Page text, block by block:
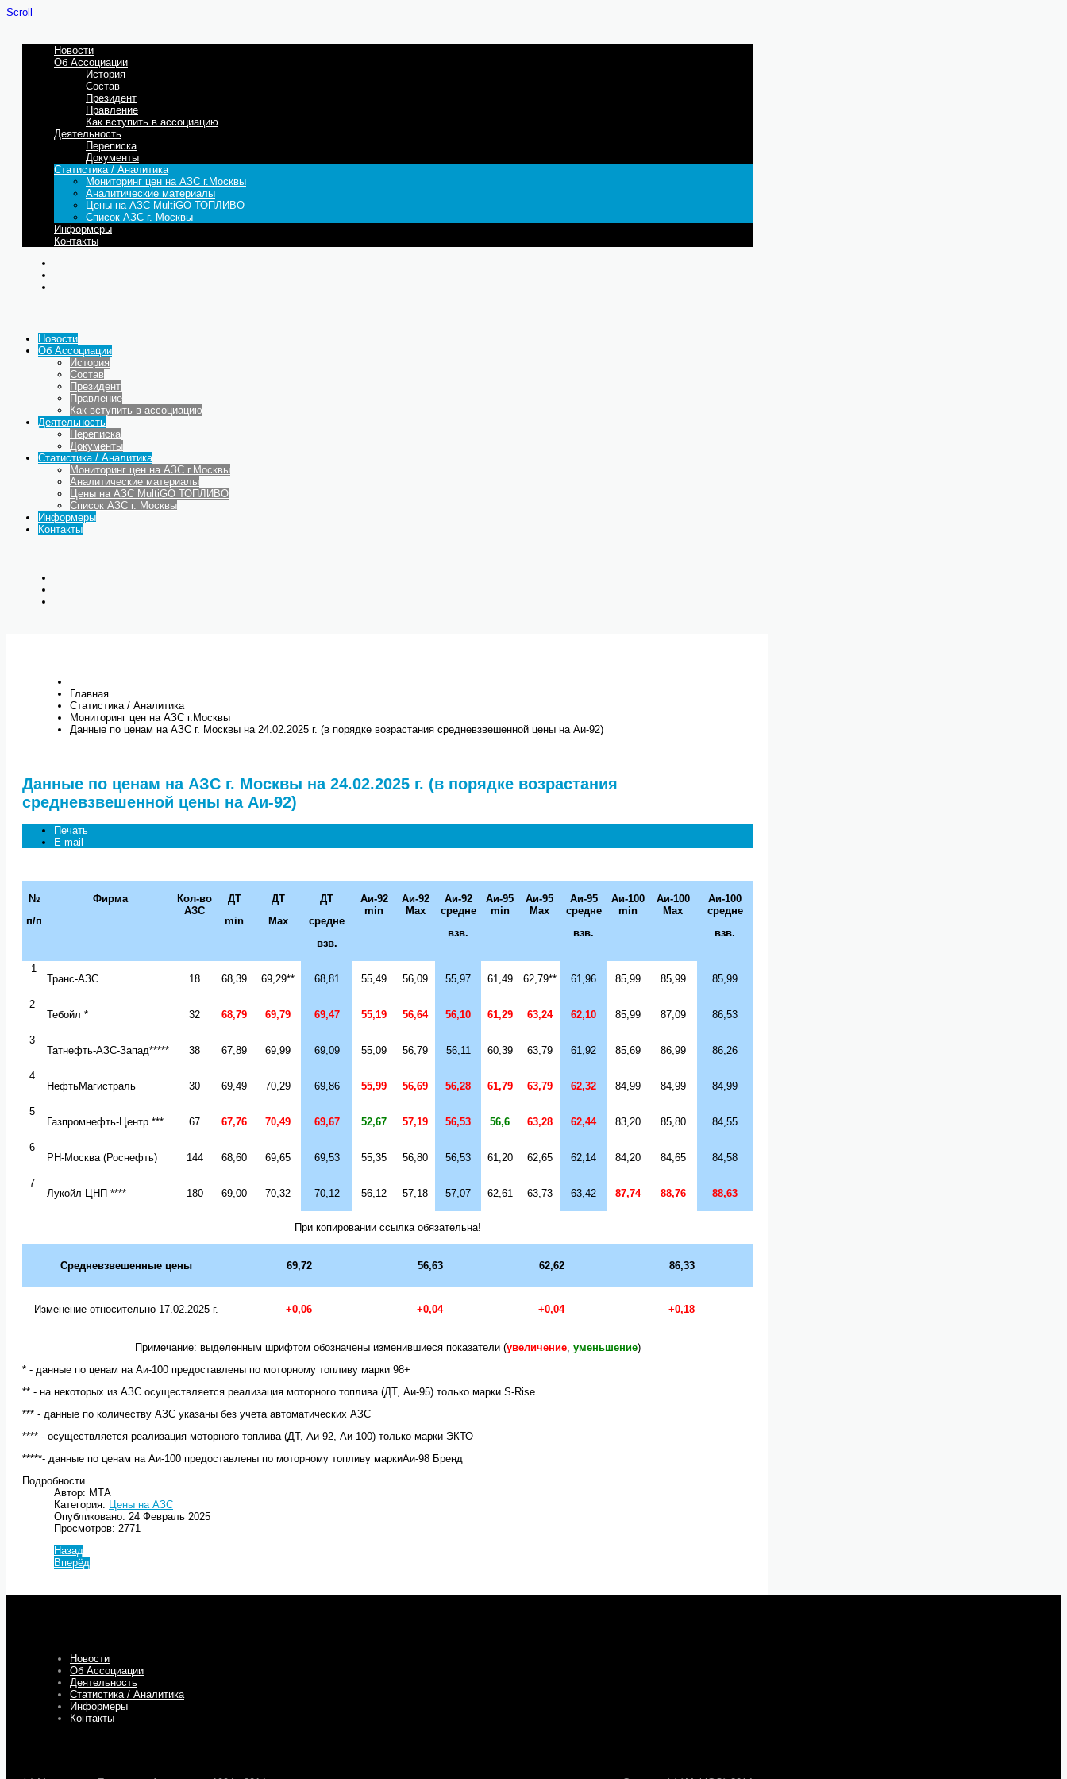
Scroll
Новости
Об Ассоциации
История
Состав
Президент
Правление
Как вступить в ассоциацию
Деятельность
Переписка
Документы
Статистика / Аналитика
Мониторинг цен на АЗС г.Москвы
Аналитические материалы
Цены на АЗС MultiGO ТОПЛИВО
Список АЗС г. Москвы
Информеры
Контакты
Новости
Об Ассоциации
История
Состав
Президент
Правление
Как вступить в ассоциацию
Деятельность
Переписка
Документы
Статистика / Аналитика
Мониторинг цен на АЗС г.Москвы
Аналитические материалы
Цены на АЗС MultiGO ТОПЛИВО
Список АЗС г. Москвы
Информеры
Контакты
Главная
Статистика / Аналитика
Мониторинг цен на АЗС г.Москвы
Данные по ценам на АЗС г. Москвы на 24.02.2025 г. (в порядке возрастания средневзвешенной цены на Аи-92)
Данные по ценам на АЗС г. Москвы на 24.02.2025 г. (в порядке возрастания
средневзвешенной цены на Аи-92)
Печать
E-mail
№
п/п
Фирма
Кол-во
АЗС
ДТ
min
ДТ
Max
ДТ
средне
взв.
Аи-92
min
Аи-92
Max
Аи-92
средне
взв.
Аи-95
min
Аи-95
Max
Аи-95
средне
взв.
Аи-100
min
Аи-100
Max
Аи-100
средне
взв.
1
Транс-АЗС
18 68,39 69,29** 68,81 55,49 56,09 55,97 61,49 62,79** 61,96 85,99 85,99 85,99
2
Тебойл *
32 68,79 69,79 69,47 55,19 56,64 56,10 61,29 63,24 62,10 85,99 87,09 86,53
3
Татнефть-АЗС-Запад*****
38 67,89 69,99 69,09 55,09 56,79 56,11 60,39 63,79 61,92 85,69 86,99 86,26
4
НефтьМагистраль
30 69,49 70,29 69,86 55,99 56,69 56,28 61,79 63,79 62,32 84,99 84,99 84,99
5
Газпромнефть-Центр *** 67 67,76 70,49 69,67 52,67 57,19 56,53 56,6 63,28 62,44 83,20 85,80 84,55
6
РН-Москва (Роснефть) 1 44 68,60 69,65 69,53 55,35 56,80 56,53 61,20 62,65 62,14 84,20 84,65 84,58
7
Лукойл-ЦНП **** 1 80 69,00 70,32 70,12 56,12 57,18 57,07 62,61 63,73 63,42 87,74 88,76 88,63
При копировании ссылка обязательна!
Средневзвешенные цены 69,72 56,63 62,62 86,33
Изменение относительно 1 7 .02.2025 г. +0,06 +0,04 +0,04 +0,18
Примечание: выделенным шрифтом обозначены изменившиеся показатели (увеличение, уменьшение)
* - данные по ценам на Аи-100 предоставлены по моторному топливу марки 98+
** - на некоторых из АЗС осуществляется реализация моторного топлива (ДТ, Аи-95) только марки S-Rise
*** - данные по количеству АЗС указаны без учета автоматических АЗС
**** - осуществляется реализация моторного топлива (ДТ, Аи-92, Аи-100) только марки ЭКТО
*****- данные по ценам на Аи-100 предоставлены по моторному топливу маркиАи-98 Бренд
Подробности
Автор: МТА
Категория:
Цены на АЗС
Опубликовано: 24 Февраль 2025
Просмотров: 2771
Назад
Вперёд
Новости
Об Ассоциации
Деятельность
Статистика / Аналитика
Информеры
Контакты